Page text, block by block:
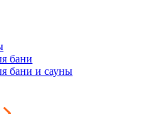
бани
бани и сауны